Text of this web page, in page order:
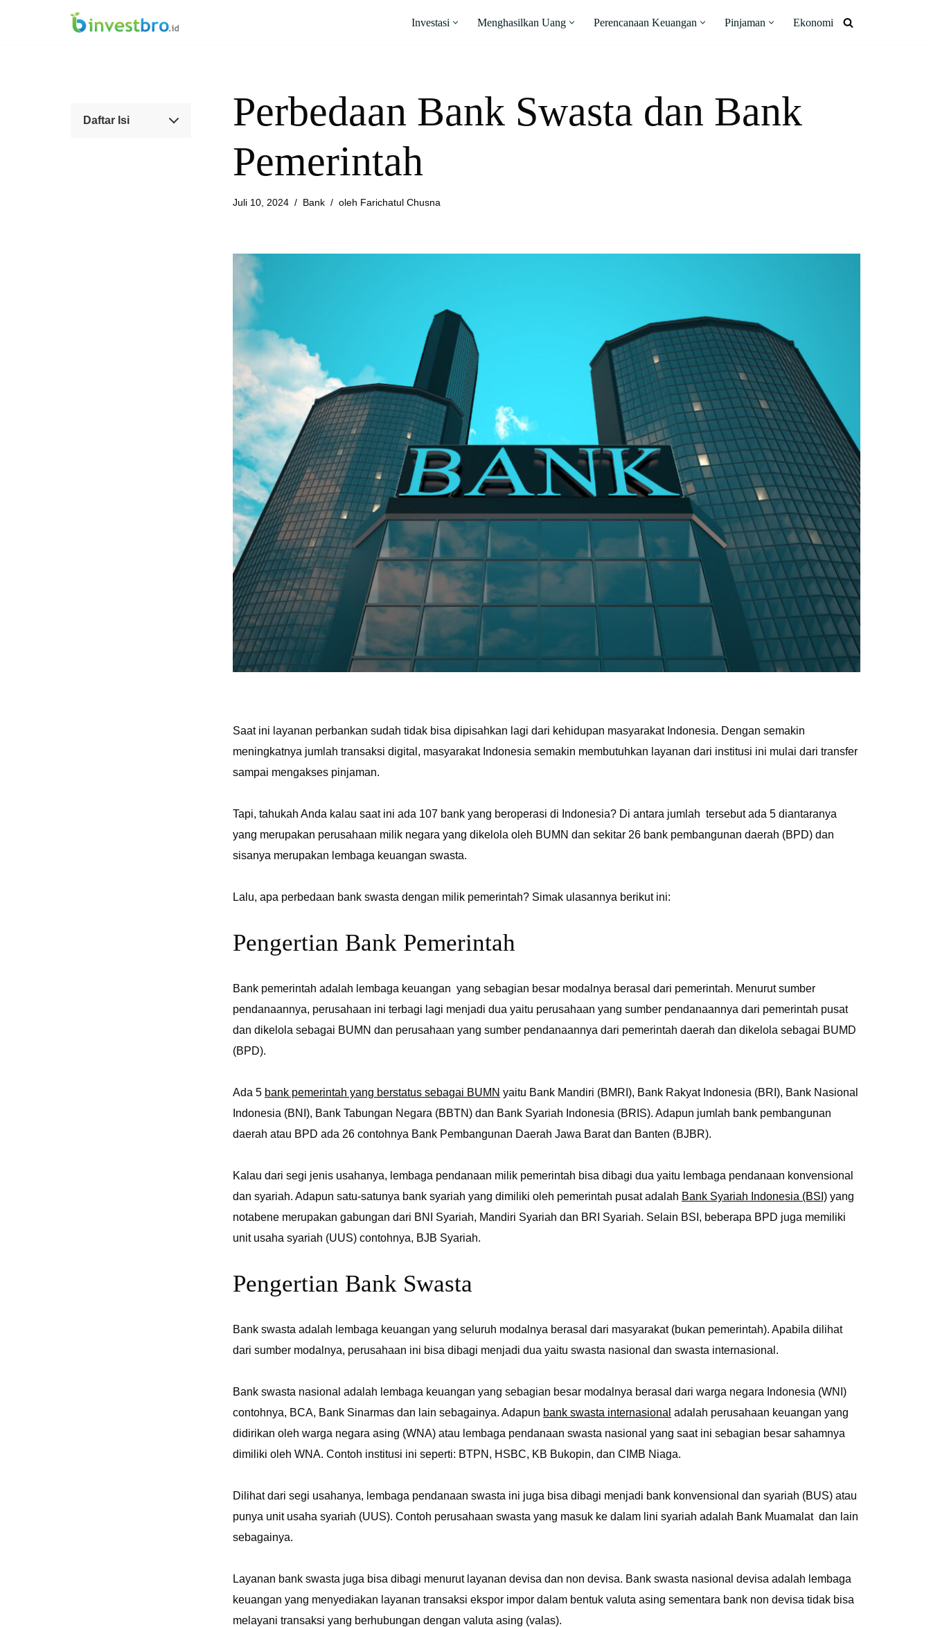
Investasi Menghasilkan Uang Perencanaan Keuangan Pinjaman Ekonomi
Daftar Isi
Perbedaan Bank Swasta dan Bank
Pemerintah
Juli 10, 2024 Bank oleh Farichatul Chusna
Saat ini layanan perbankan sudah tidak bisa dipisahkan lagi dari kehidupan masyarakat Indonesia. Dengan semakin
meningkatnya jumlah transaksi digital, masyarakat Indonesia semakin membutuhkan layanan dari institusi ini mulai dari transfer
sampai mengakses pinjaman.
Tapi, tahukah Anda kalau saat ini ada 107 bank yang beroperasi di Indonesia? Di antara jumlah tersebut ada 5 diantaranya
yang merupakan perusahaan milik negara yang dikelola oleh BUMN dan sekitar 26 bank pembangunan daerah (BPD) dan
sisanya merupakan lembaga keuangan swasta.
Lalu, apa perbedaan bank swasta dengan milik pemerintah? Simak ulasannya berikut ini:
Pengertian Bank Pemerintah
Bank pemerintah adalah lembaga keuangan yang sebagian besar modalnya berasal dari pemerintah. Menurut sumber
pendanaannya, perusahaan ini terbagi lagi menjadi dua yaitu perusahaan yang sumber pendanaannya dari pemerintah pusat
dan dikelola sebagai BUMN dan perusahaan yang sumber pendanaannya dari pemerintah daerah dan dikelola sebagai BUMD
(BPD).
Ada 5 bank pemerintah yang berstatus sebagai BUMN yaitu Bank Mandiri (BMRI), Bank Rakyat Indonesia (BRI), Bank Nasional
Indonesia (BNI), Bank Tabungan Negara (BBTN) dan Bank Syariah Indonesia (BRIS). Adapun jumlah bank pembangunan
daerah atau BPD ada 26 contohnya Bank Pembangunan Daerah Jawa Barat dan Banten (BJBR).
Kalau dari segi jenis usahanya, lembaga pendanaan milik pemerintah bisa dibagi dua yaitu lembaga pendanaan konvensional
dan syariah. Adapun satu-satunya bank syariah yang dimiliki oleh pemerintah pusat adalah Bank Syariah Indonesia (BSI) yang
notabene merupakan gabungan dari BNI Syariah, Mandiri Syariah dan BRI Syariah. Selain BSI, beberapa BPD juga memiliki
unit usaha syariah (UUS) contohnya, BJB Syariah.
Pengertian Bank Swasta
Bank swasta adalah lembaga keuangan yang seluruh modalnya berasal dari masyarakat (bukan pemerintah). Apabila dilihat
dari sumber modalnya, perusahaan ini bisa dibagi menjadi dua yaitu swasta nasional dan swasta internasional.
Bank swasta nasional adalah lembaga keuangan yang sebagian besar modalnya berasal dari warga negara Indonesia (WNI)
contohnya, BCA, Bank Sinarmas dan lain sebagainya. Adapun bank swasta internasional adalah perusahaan keuangan yang
didirikan oleh warga negara asing (WNA) atau lembaga pendanaan swasta nasional yang saat ini sebagian besar sahamnya
dimiliki oleh WNA. Contoh institusi ini seperti: BTPN, HSBC, KB Bukopin, dan CIMB Niaga.
Dilihat dari segi usahanya, lembaga pendanaan swasta ini juga bisa dibagi menjadi bank konvensional dan syariah (BUS) atau
punya unit usaha syariah (UUS). Contoh perusahaan swasta yang masuk ke dalam lini syariah adalah Bank Muamalat dan lain
sebagainya.
Layanan bank swasta juga bisa dibagi menurut layanan devisa dan non devisa. Bank swasta nasional devisa adalah lembaga
keuangan yang menyediakan layanan transaksi ekspor impor dalam bentuk valuta asing sementara bank non devisa tidak bisa
melayani transaksi yang berhubungan dengan valuta asing (valas).